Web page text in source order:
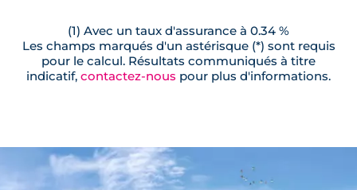
(1) Avec un taux d'assurance à 0.34 %
Les champs marqués d'un astérisque (*) sont requis
pour le calcul. Résultats communiqués à titre
indicatif, contactez-nous pour plus d'informations.